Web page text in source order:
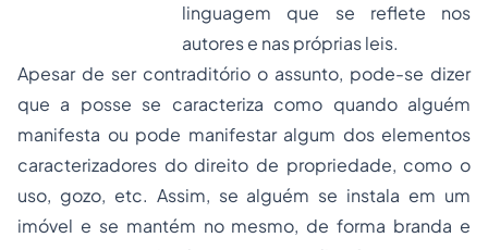
linguagem que se reflete nos
autores e nas próprias leis.
Apesar de ser contraditório o assunto, pode-se dizer
que a posse se caracteriza como quando alguém
manifesta ou pode manifestar algum dos elementos
caracterizadores do direito de propriedade, como o
uso, gozo, etc. Assim, se alguém se instala em um
imóvel e se mantém no mesmo, de forma branda e